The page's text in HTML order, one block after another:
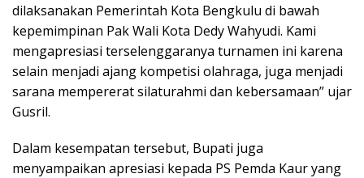
dilaksanakan Pemerintah Kota Bengkulu di bawah
kepemimpinan Pak Wali Kota Dedy Wahyudi. Kami
mengapresiasi terselenggaranya turnamen ini karena
selain menjadi ajang kompetisi olahraga, juga menjadi
sarana mempererat silaturahmi dan kebersamaan” ujar
Gusril.
Dalam kesempatan tersebut, Bupati juga
menyampaikan apresiasi kepada PS Pemda Kaur yang